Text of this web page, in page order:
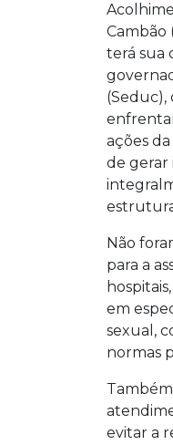
Cambão
terá sua
ações
de gerar
Não
para a
em
sexual,
normas
evitar a